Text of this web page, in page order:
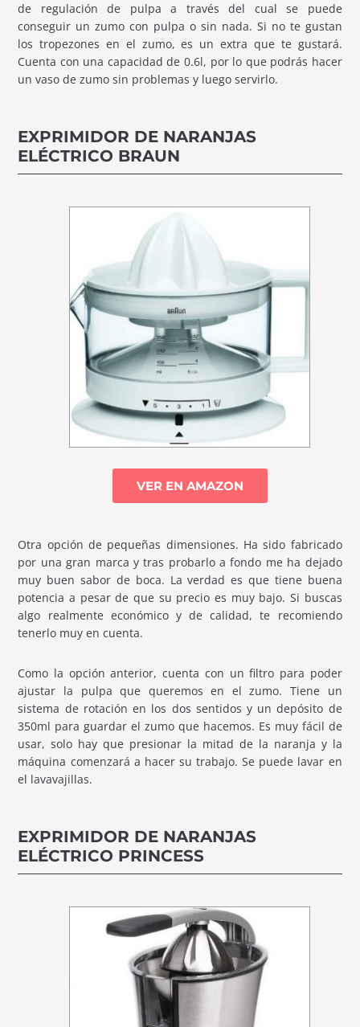
de regulación de pulpa a través del cual se puede
conseguir un zumo con pulpa o sin nada. Si no te gustan
los tropezones en el zumo, es un extra que te gustará.
Cuenta con una capacidad de 0.6l, por lo que podrás hacer
un vaso de zumo sin problemas y luego servirlo.
EXPRIMIDOR DE NARANJAS
ELÉCTRICO BRAUN
VER EN AMAZON
Otra opción de pequeñas dimensiones. Ha sido fabricado
por una gran marca y tras probarlo a fondo me ha dejado
muy buen sabor de boca. La verdad es que tiene buena
potencia a pesar de que su precio es muy bajo. Si buscas
algo realmente económico y de calidad, te recomiendo
tenerlo muy en cuenta.
Como la opción anterior, cuenta con un filtro para poder
ajustar la pulpa que queremos en el zumo. Tiene un
sistema de rotación en los dos sentidos y un depósito de
350ml para guardar el zumo que hacemos. Es muy fácil de
usar, solo hay que presionar la mitad de la naranja y la
máquina comenzará a hacer su trabajo. Se puede lavar en
el lavavajillas.
EXPRIMIDOR DE NARANJAS
ELÉCTRICO PRINCESS